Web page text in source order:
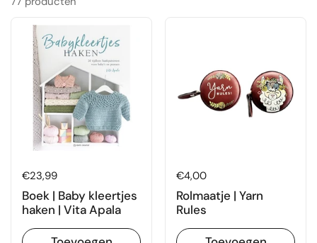
Prijs:
€23,99
Boek | Baby kleertjes
haken | Vita Apala
Prijs:
€4,00
Rolmaatje | Yarn
Rules